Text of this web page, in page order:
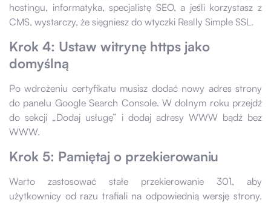
hostingu, informatyka, specjalistę SEO, a jeśli korzystasz z
CMS, wystarczy, że sięgniesz do wtyczki Really Simple SSL.
Krok 4: Ustaw witrynę https jako
domyślną
Po wdrożeniu certyfikatu musisz dodać nowy adres strony
do panelu Google Search Console. W dolnym roku przejdź
do sekcji „Dodaj usługę” i dodaj adresy WWW bądź bez
WWW.
Krok 5: Pamiętaj o przekierowaniu
Warto zastosować stałe przekierowanie 301, aby
użytkownicy od razu trafiali na odpowiednią wersję strony.